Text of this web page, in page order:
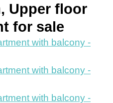
Upper floor
for sale